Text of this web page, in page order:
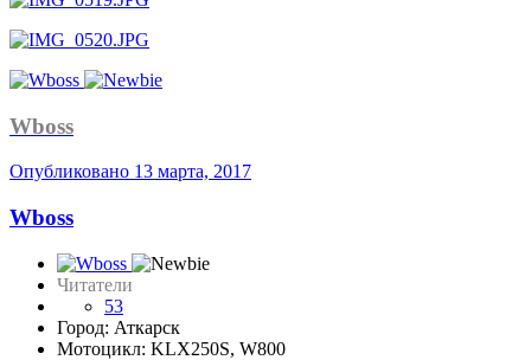
Wboss
Опубликовано 13 марта, 2017
Wboss
Читатели
53
Город: Аткарск
Мотоцикл: KLX250S, W800